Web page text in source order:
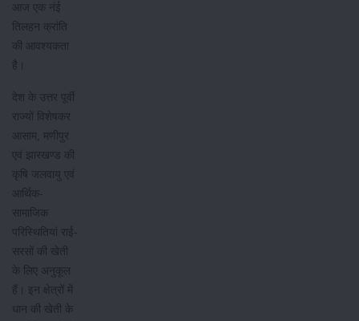
आज एक नंई
तिलहन क्रांति
की आवश्यकता
है।
देश के उत्तर पूर्वी
राज्यों विशेषकर
आसाम, मणीपुर
एवं झारखण्ड की
कृषि जलवायु एवं
आर्थिक-
सामाजिक
परिस्थितियां राई-
सरसों की खेती
के लिए अनुकूल
हैं। इन क्षेत्रों में
धान की खेती के